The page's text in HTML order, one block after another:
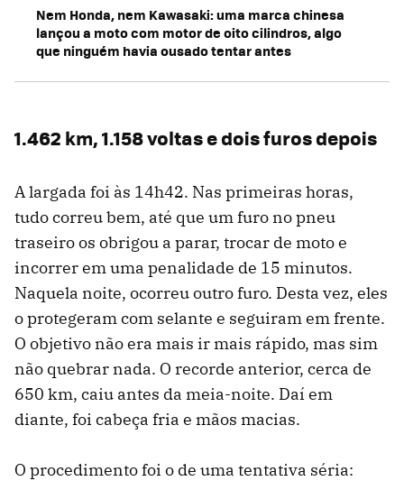
Nem Honda, nem Kawasaki: uma marca chinesa
lançou a moto com motor de oito cilindros, algo
que ninguém havia ousado tentar antes
1.462 km, 1.158 voltas e dois furos depois
A largada foi às 14h42. Nas primeiras horas,
tudo correu bem, até que um furo no pneu
traseiro os obrigou a parar, trocar de moto e
incorrer em uma penalidade de 15 minutos.
Naquela noite, ocorreu outro furo. Desta vez, eles
o protegeram com selante e seguiram em frente.
O objetivo não era mais ir mais rápido, mas sim
não quebrar nada. O recorde anterior, cerca de
650 km, caiu antes da meia-noite. Daí em
diante, foi cabeça fria e mãos macias.
O procedimento foi o de uma tentativa séria: